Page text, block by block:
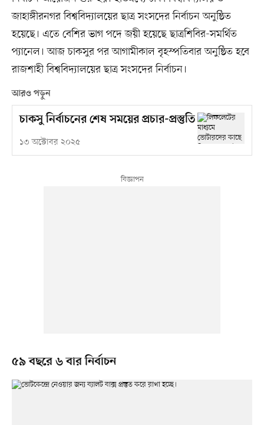
জাহাঙ্গীরনগর বিশ্ববিদ্যালয়ের ছাত্র সংসদের নির্বাচন অনুষ্ঠিত
হয়েছে। এতে বেশির ভাগ পদে জয়ী হয়েছে ছাত্রশিবির-সমর্থিত
প্যানেল। আজ চাকসুর পর আগামীকাল বৃহস্পতিবার অনুষ্ঠিত হবে
রাজশাহী বিশ্ববিদ্যালয়ের ছাত্র সংসদের নির্বাচন।
আরও পড়ুন
চাকসু নির্বাচনের শেষ সময়ের প্রচার-প্রস্তুতি
১৩ অক্টোবর ২০২৫
৫৯ বছরে ৬ বার নির্বাচন